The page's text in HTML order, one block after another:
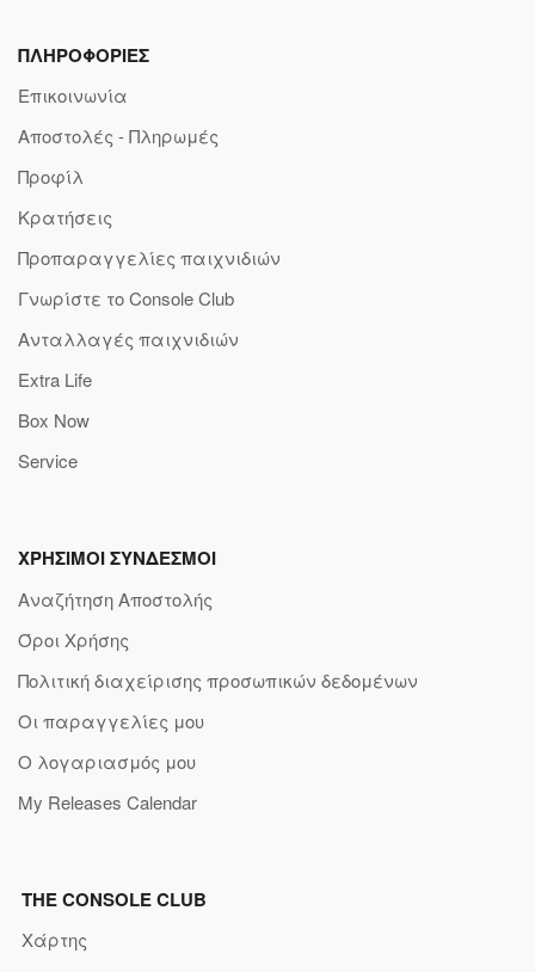
ΠΛΗΡΟΦΟΡΙΕΣ
Επικοινωνία
Αποστολές - Πληρωμές
Προφίλ
Κρατήσεις
Προπαραγγελίες παιχνιδιών
Γνωρίστε το Console Club
Ανταλλαγές παιχνιδιών
Extra Life
Box Now
Service
ΧΡΗΣΙΜΟΙ ΣΥΝΔΕΣΜΟΙ
Αναζήτηση Αποστολής
Όροι Χρήσης
Πολιτική διαχείρισης προσωπικών δεδομένων
Οι παραγγελίες μου
Ο λογαριασμός μου
My Releases Calendar
THE CONSOLE CLUB
Χάρτης